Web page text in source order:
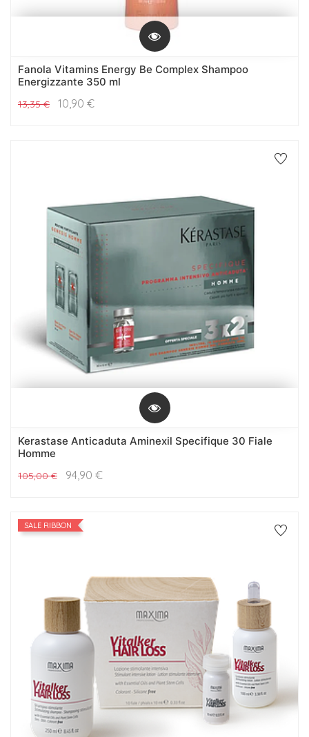
Fanola Vitamins Energy Be Complex Shampoo
Energizzante 350 ml
13,35€ 10,90 €
Kerastase Anticaduta Aminexil Specifique 30 Fiale
Homme
105,00€ 94,90 €
SALE RIBBON